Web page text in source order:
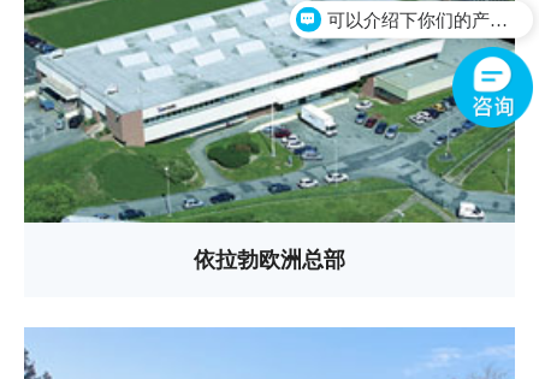
依拉勃欧洲总部
可以介绍下你们的产品么？